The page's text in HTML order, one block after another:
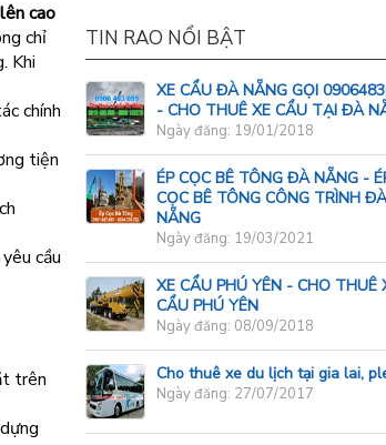
cao
chỉ
Khi
chính
tiện
cầu
trên
TIN RAO NỔI BẬT
XE CẨU ĐÀ NẴNG GỌI
- CHO THUÊ XE CẨU TẠI ĐÀ
Ngày đăng: 19/01/2018
ÉP CỌC BÊ TÔNG ĐÀ NẴNG -
CỌC BÊ TÔNG CÔNG TRÌNH ĐÀ
NẴNG
Ngày đăng: 19/03/2021
XE CẨU PHÚ YÊN - CHO THUÊ
CẨU PHÚ YÊN
Ngày đăng: 08/09/2018
Cho thuê xe du lịch tại gia lai,
Ngày đăng: 27/07/2017